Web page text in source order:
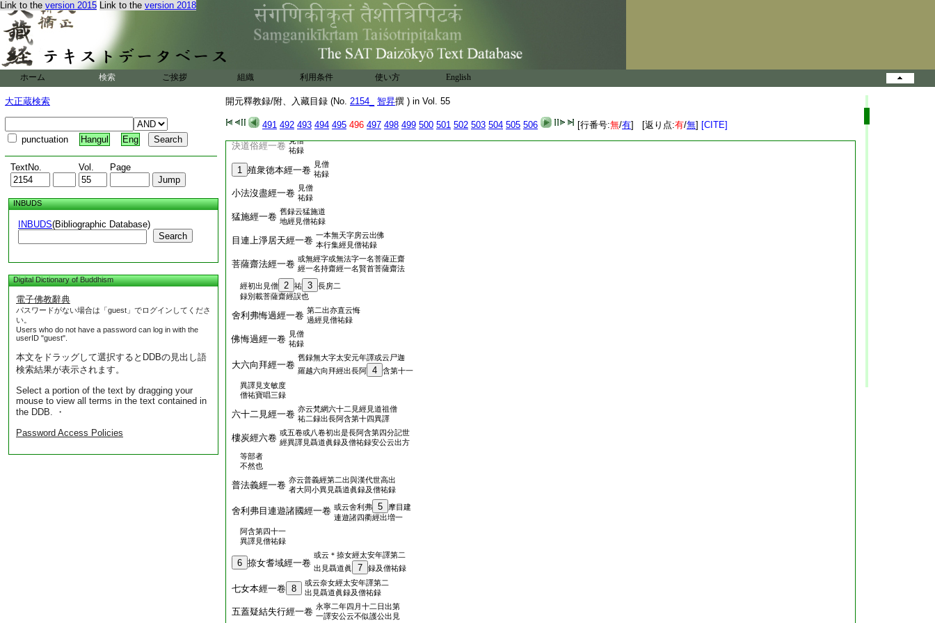
Link to the version 2015 Link to the version 2018
ホーム 検索 ご挨拶 組織 利用条件 使い方 English
大正蔵検索
punctuation Hangul Eng
TextNo. Vol. Page
INBUDS
INBUDS(Bibliographic Database)
Search
Digital Dictionary of Buddhism
電子佛教辭典
パスワードがない場合は「guest」でログインしてくださ
い。
Users who do not have a password can log in with the
userID "guest".
本文をドラッグして選択するとDDBの見出し語
検索結果が表示されます。
Select a portion of the text by dragging your
mouse to view all terms in the text contained in
the DDB. ・
Password Access Policies
開元釋教録/附、入藏目録 (No. 2154_ 智昇撰 ) in Vol. 55
491 492 493 494 495 496 497 498 499 500 501 502 503 504 505 506 [行番号:無/有] [返り点:有/無] [CITE]
金益長者子經一卷
祐録
離垢蓋經一卷
見僧
祐録
見僧
衆祐經一卷
三轉日明經一卷 見僧祐録
十等藏經一卷 祐録
決道俗經一卷 見僧
祐録
1 殖衆徳本經一卷
見僧
祐録
小法沒盡經一卷 見僧
祐録
猛施經一卷 舊録云猛施道
地經見僧祐録
目連上淨居天經一卷 一本無天字房云出佛
本行集經見僧祐録
菩薩齋法經一卷 或無經字或無法字一名菩薩正齋
經一名持齋經一名賢首菩薩齋法
經初出見僧 2 祐 3
長房二
録別載菩薩齋經誤也
舍利弗悔過經一卷 第二出亦直云悔
過經見僧祐録
佛悔過經一卷 見僧
祐録
大六向拜經一卷
舊録無大字太安元年譯或云尸迦
羅越六向拜經出長阿
4
含第十一
異譯見支敏度
僧祐寶唱三録
六十二見經一卷 亦云梵網六十二見經見道祖僧
祐二録出長阿含第十四異譯
樓炭經六卷 或五卷或八卷初出是長阿含第四分記世
經異譯見聶道眞録及僧祐録安公云出方
等部者
不然也
普法義經一卷 亦云普義經第二出與漢代世高出
者大同小異見聶道眞録及僧祐録
舍利弗目連遊諸國經一卷 或云舍利弗 5
摩目建
連遊諸四衢經出増一
阿含第四十一
異譯見僧祐録
6 捺女耆域經一卷
或云＊捺女經太安年譯第二
出見聶道眞
7 録及僧祐録
七女本經一卷 8
或云奈女經太安年譯第二
出見聶道眞録及僧祐録
五蓋疑結失行經一卷 永寧二年四月十二日出第
一譯安公云不似護公出見